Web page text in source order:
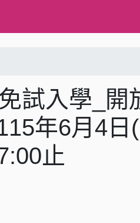
試入學_開
年6月4日
止